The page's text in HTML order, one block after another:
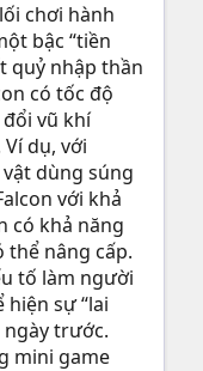
chơi hành
bậc “tiền
quỷ nhập thần
có tốc độ
vũ khí
dụ, với
dùng súng
với khả
có khả năng
thể nâng cấp.
tố làm người
sự “lai
trước.
mini game